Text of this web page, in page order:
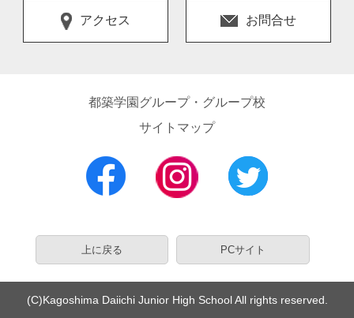
アクセス お問合せ
都築学園グループ・グループ校
サイトマップ
上に戻る PCサイト
(C)Kagoshima Daiichi Junior High School All rights reserved.